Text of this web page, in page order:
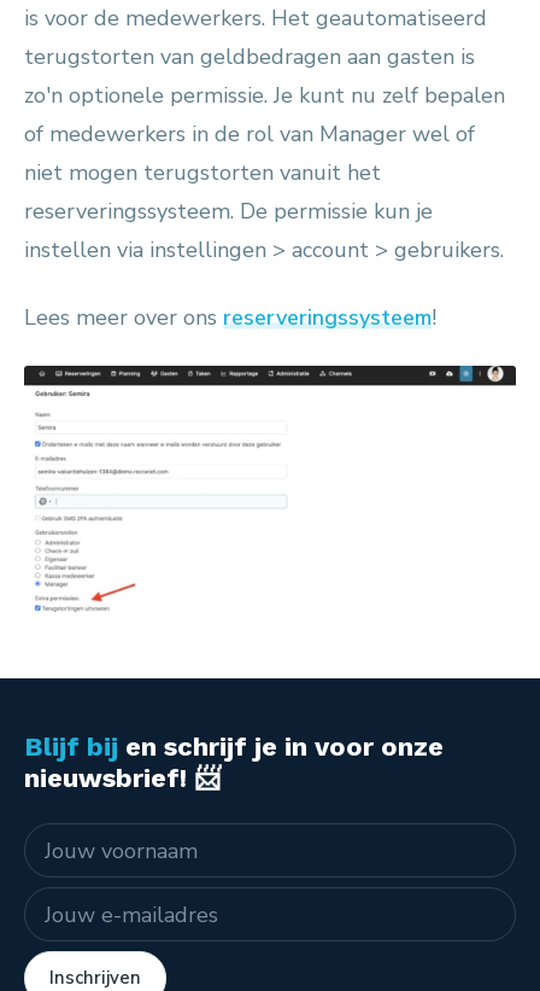
is voor de medewerkers. Het geautomatiseerd
terugstorten van geldbedragen aan gasten is
zo'n optionele permissie. Je kunt nu zelf bepalen
of medewerkers in de rol van Manager wel of
niet mogen terugstorten vanuit het
reserveringssysteem. De permissie kun je
instellen via instellingen > account > gebruikers.
Lees meer over ons reserveringssysteem!
Blijf bij en schrijf je in voor onze
nieuwsbrief! 📨
Naam
E-mailadres
Inschrijven